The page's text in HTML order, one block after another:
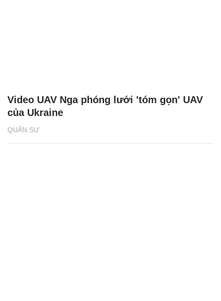
QUÂN SỰ
Video UAV Nga phóng lưới 'tóm gọn' UAV
của Ukraine